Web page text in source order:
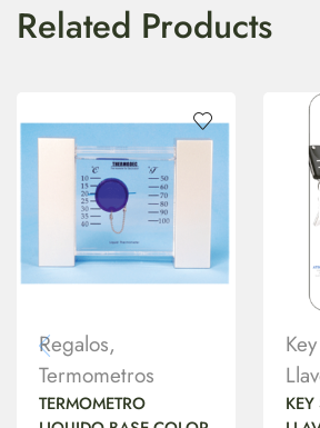
Related Products
Regalos,
Termometros
TERMOMETRO